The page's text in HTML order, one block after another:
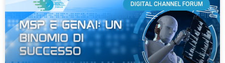
DIGITAL CHANNEL FORUM